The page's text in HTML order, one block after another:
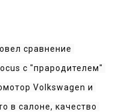
сравнение
с "прародителем"
Volkswagen и
в салоне, качество